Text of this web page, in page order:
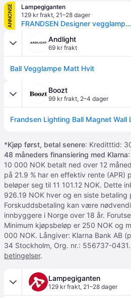
ANNONSE
Lampegiganten
129 kr frakt, 21–28 dager
FRANDSEN Designer vegglampe Ball Magnet, Hvit / opal, Stue / spisestue, Metall, Design
Andlight
69 kr frakt
Ball Vegglampe Matt Hvit
Boozt
99 kr frakt, 2–4 dager
*Kjøp først, betal senere: Kreditttid:
48 måneders finansiering med Klarna
10 000 NOK betalt ned over 12
på 21.9 % har en effektiv rente (APR)
beløper seg til 11 101.12 NOK. Dette
926.19 NOK hver og en siste betaling
Forskuddsbetaling kan være
innbyggere i Norge over 18 år.
Minimum kjøpsbeløp er 250 NOK og
000 NOK. Långiver: Klarna Bank AB
34 Stockholm, Org. nr.: 556737-0431.
betingelser.
Lampegiganten
129 kr frakt, 21–28 dager